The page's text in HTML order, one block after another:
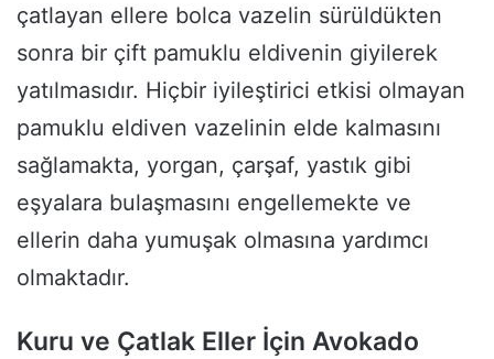
çatlayan ellere bolca vazelin sürüldükten
sonra bir çift pamuklu eldivenin giyilerek
yatılmasıdır. Hiçbir iyileştirici etkisi olmayan
pamuklu eldiven vazelinin elde kalmasını
sağlamakta, yorgan, çarşaf, yastık gibi
eşyalara bulaşmasını engellemekte ve
ellerin daha yumuşak olmasına yardımcı
olmaktadır.
Kuru ve Çatlak Eller İçin Avokado